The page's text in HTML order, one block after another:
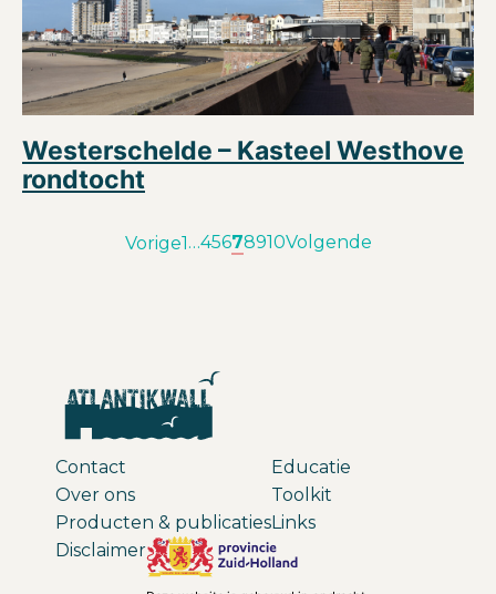
Westerschelde – Kasteel Westhove
rondtocht
Vorige1…45678910Volgende
Contact
Over ons
Producten & publicaties
Educatie
Toolkit
Links
Disclaimer